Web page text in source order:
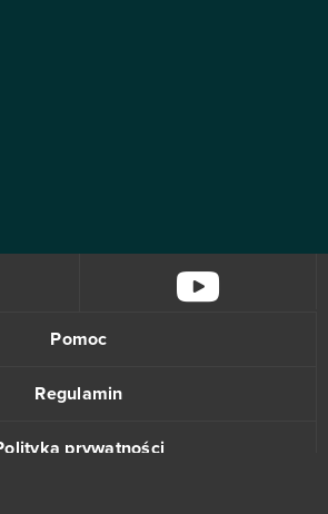
Pomoc
Regulamin
prywatności